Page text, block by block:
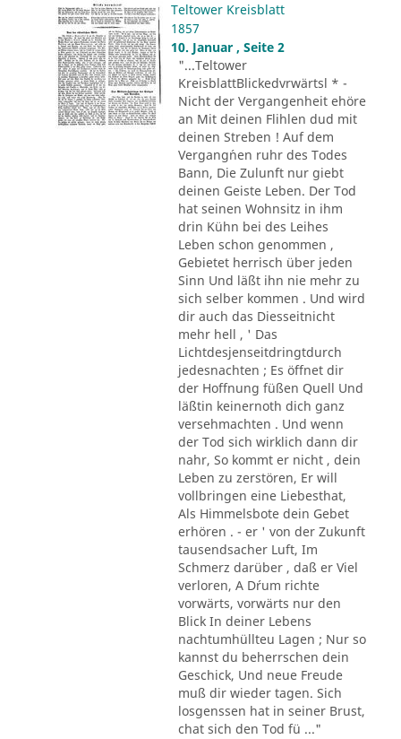
Teltower Kreisblatt
1857
10. Januar , Seite 2
"...Teltower
KreisblattBlickedvrwärtsl * -
Nicht der Vergangenheit ehöre
an Mit deinen Flihlen dud mit
deinen Streben ! Auf dem
Vergang´nen ruhr des Todes
Bann, Die Zulunft nur giebt
deinen Geiste Leben. Der Tod
hat seinen Wohnsitz in ihm
drin Kühn bei des Leihes
Leben schon genommen ,
Gebietet herrisch über jeden
Sinn Und läßt ihn nie mehr zu
sich selber kommen . Und wird
dir auch das Diesseitnicht
mehr hell , ' Das
Lichtdesjenseitdringtdurch
jedesnachten ; Es öffnet dir
der Hoffnung füßen Quell Und
läßtin keinernoth dich ganz
versehmachten . Und wenn
der Tod sich wirklich dann dir
nahr, So kommt er nicht , dein
Leben zu zerstören, Er will
vollbringen eine Liebesthat,
Als Himmelsbote dein Gebet
erhören . - er ' von der Zukunft
tausendsacher Luft, Im
Schmerz darüber , daß er Viel
verloren, A D´rum richte
vorwärts, vorwärts nur den
Blick In deiner Lebens
nachtumhüllteu Lagen ; Nur so
kannst du beherrschen dein
Geschick, Und neue Freude
muß dir wieder tagen. Sich
losgenssen hat in seiner Brust,
chat sich den Tod fü ..."